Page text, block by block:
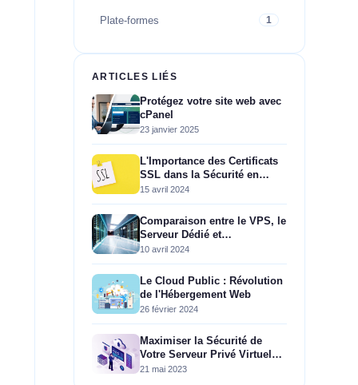
Plate-formes 1
ARTICLES LIÉS
Protégez votre site web avec
cPanel
23 janvier 2025
L'Importance des Certificats
SSL dans la Sécurité en
Ligne
15 avril 2024
Comparaison entre le VPS, le
Serveur Dédié et
l'Hébergement Mutualisé
10 avril 2024
Le Cloud Public : Révolution
de l'Hébergement Web
26 février 2024
Maximiser la Sécurité de
Votre Serveur Privé Virtuel
(VPS) : 10 Conseils
21 mai 2023